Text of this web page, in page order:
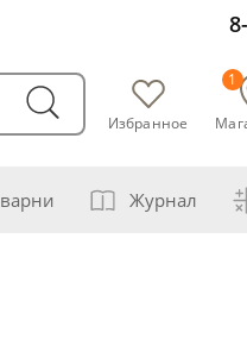
Избранное
1
Журнал
самогона водой